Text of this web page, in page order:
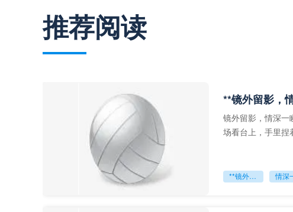
推荐阅读
**镜外留影，
镜外留影，情深一
场看台上，手里捏
**镜外留影